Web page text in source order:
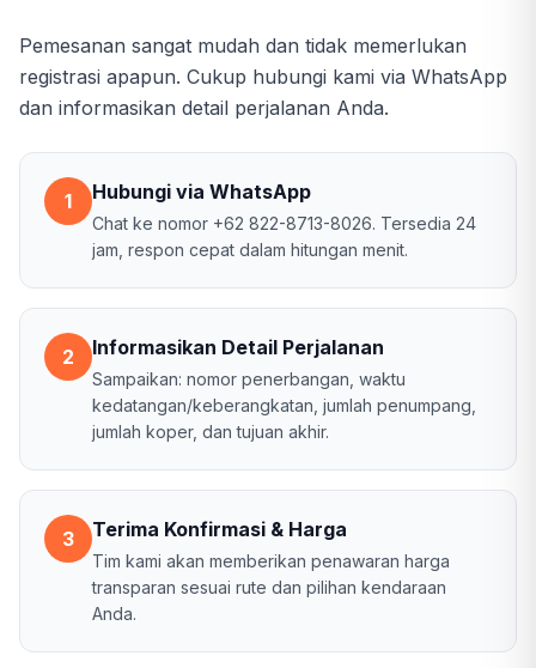
Pemesanan sangat mudah dan tidak memerlukan
registrasi apapun. Cukup hubungi kami via WhatsApp
dan informasikan detail perjalanan Anda.
1 Hubungi via WhatsApp
Chat ke nomor +62 822-8713-8026. Tersedia 24
jam, respon cepat dalam hitungan menit.
2 Informasikan Detail Perjalanan
Sampaikan: nomor penerbangan, waktu
kedatangan/keberangkatan, jumlah penumpang,
jumlah koper, dan tujuan akhir.
3 Terima Konfirmasi & Harga
Tim kami akan memberikan penawaran harga
transparan sesuai rute dan pilihan kendaraan
Anda.